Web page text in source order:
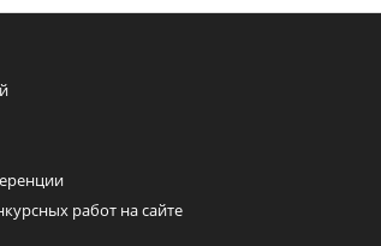
работ на сайте